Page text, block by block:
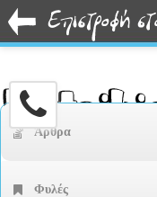
Άρθρα
Φυλές